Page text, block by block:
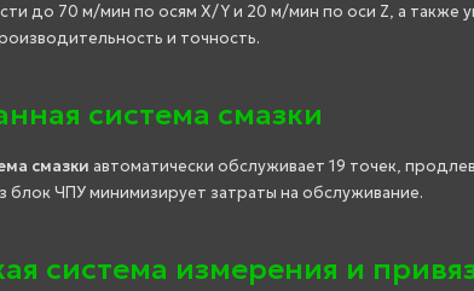
до 70 м/мин по осям X/Y и 20 м/мин по оси Z, а также
и точность.
система смазки
смазки автоматически обслуживает 19 точек,
блок ЧПУ минимизирует затраты на обслуживание.
система измерения и